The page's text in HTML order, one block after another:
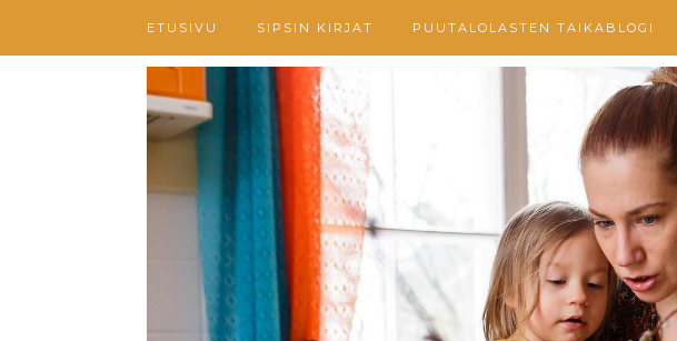
ETUSIVU SIPSIN KIRJAT PUUTALOLASTEN TAIKABLOGI